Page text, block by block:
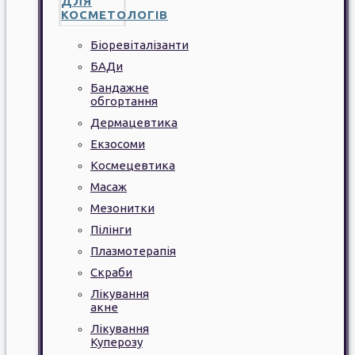
КОСМЕТОЛОГІВ
Біоревіталізанти
БАДи
Бандажне
обгортання
Дермацевтика
Екзосоми
Космецевтика
Масаж
Мезонитки
Пілінги
Плазмотерапія
Скраби
Лікування
акне
Лікування
Куперозу